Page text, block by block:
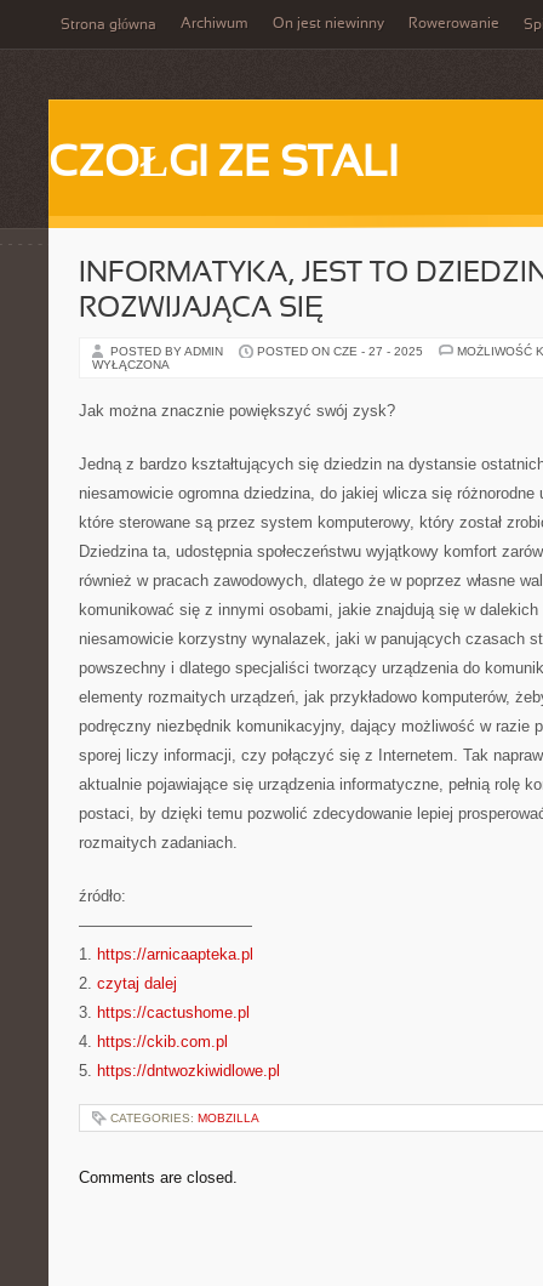
Strona główna Archiwum On jest niewinny Rowerowanie
CZOŁGI ZE STALI
INFORMATYKA, JEST TO
ROZWIJAJĄCA SIĘ
POSTED BY ADMIN POSTED ON CZE - 27 - 2025
MOŻLIWOŚĆ
WYŁĄCZONA
Jak można znacznie powiększyć swój zysk?
Jedną z bardzo kształtujących się dziedzin na dystansie
niesamowicie ogromna dziedzina, do jakiej wlicza się różnorodne
które sterowane są przez system komputerowy, który został
Dziedzina ta, udostępnia społeczeństwu wyjątkowy komfort
również w pracach zawodowych, dlatego że w poprzez własne
komunikować się z innymi osobami, jakie znajdują się w dalekich
niesamowicie korzystny wynalazek, jaki w panujących czasach
powszechny i dlatego specjaliści tworzący urządzenia do
elementy rozmaitych urządzeń, jak przykładowo komputerów,
podręczny niezbędnik komunikacyjny, dający możliwość w razie
sporej liczy informacji, czy połączyć się z Internetem. Tak
aktualnie pojawiające się urządzenia informatyczne, pełnią rolę
postaci, by dzięki temu pozwolić zdecydowanie lepiej
rozmaitych zadaniach.
źródło:
———————————
1. https://arnicaapteka.pl
2. czytaj dalej
3. https://cactushome.pl
4. https://ckib.com.pl
5. https://dntwozkiwidlowe.pl
CATEGORIES: MOBZILLA
Comments are closed.